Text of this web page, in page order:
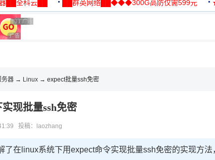
██全科云██
██群英网络██◆◆◆300G高防仅需599元
广告 商业广告，理性选择
广告 商业广告，理性选择
广告 商业广告，理性选择
广告 商业广告，理性选择
广告 商业广告，理性选择
务器 → Linux → expect批量ssh免密
现批量ssh免密
投稿：laozhang
了在linux系统下用expect命令实现批量ssh免密的实现方法